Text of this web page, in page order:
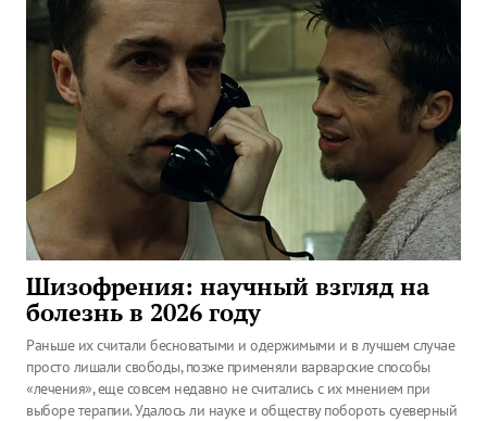
Шизофрения: научный взгляд на
болезнь в 2026 году
Раньше их считали бесноватыми и одержимыми и в лучшем случае
просто лишали свободы, позже применяли варварские способы
«лечения», еще совсем недавно не считались с их мнением при
выборе терапии. Удалось ли науке и обществу побороть суеверный